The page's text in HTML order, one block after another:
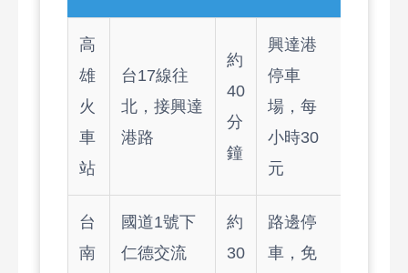
高
雄
火
車
站
台17線往
北，接興達
港路
約
40
分
鐘
興達港
停車
場，每
小時30
元
台
南
國道1號下
仁德交流
約
30
路邊停
車，免